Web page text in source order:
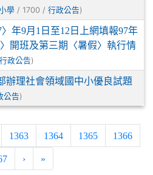
學 / 1700 / 行政公告)
年9月1日至12日上網填報97年
開班及第三期〈暑假〉執行情
行政公告)
辦理社會領域國中小優良試題
公告)
1363 1364 1365 1366
› »